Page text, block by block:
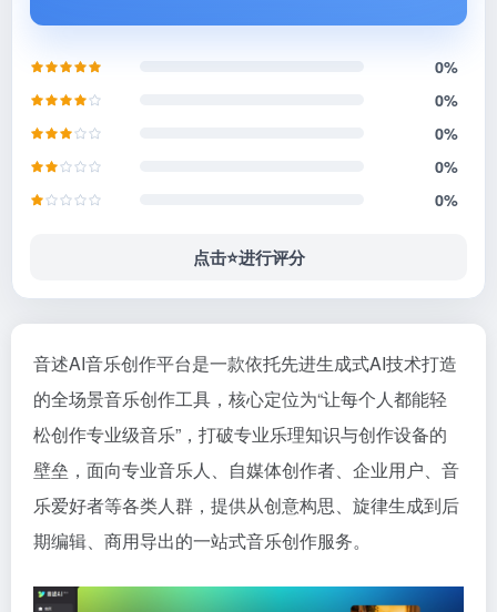
0%
0%
0%
0%
0%
点击⭐️进行评分
音述AI音乐创作平台是一款依托先进生成式AI技术打造
的全场景音乐创作工具 ，核心定位为“让每个人都能轻
松创作专业级音乐”，打破专业乐理知识与创作设备的
壁垒，面向专业音乐人、自媒体创作者、企业用户、音
乐爱好者等各类人群，提供从创意构思、旋律生成到后
期编辑、商用导出的一站式音乐创作服务。